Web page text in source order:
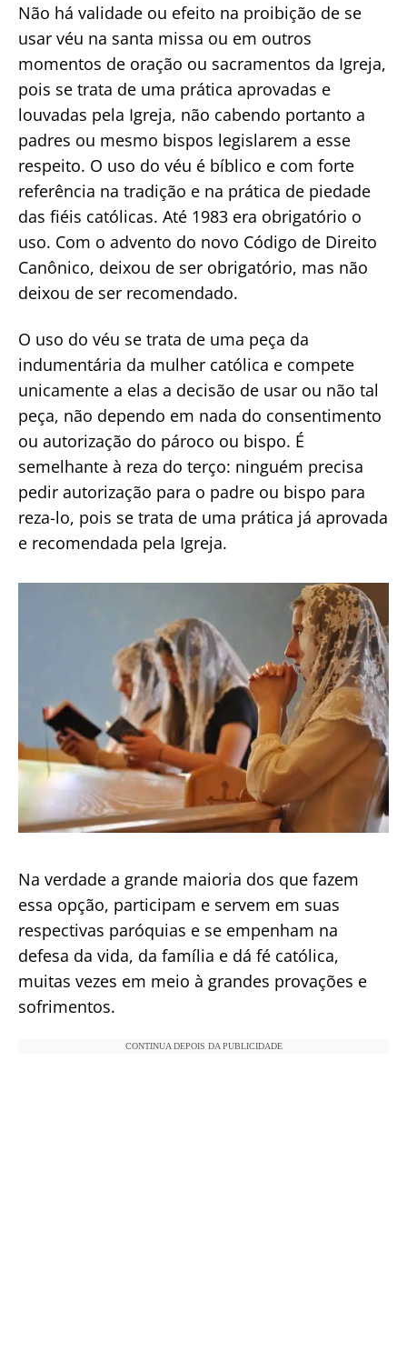
Não há validade ou efeito na proibição de se
usar véu na santa missa ou em outros
momentos de oração ou sacramentos da Igreja,
pois se trata de uma prática aprovadas e
louvadas pela Igreja, não cabendo portanto a
padres ou mesmo bispos legislarem a esse
respeito. O uso do véu é bíblico e com forte
referência na tradição e na prática de piedade
das fiéis católicas. Até 1983 era obrigatório o
uso. Com o advento do novo Código de Direito
Canônico, deixou de ser obrigatório, mas não
deixou de ser recomendado.
O uso do véu se trata de uma peça da
indumentária da mulher católica e compete
unicamente a elas a decisão de usar ou não tal
peça, não dependo em nada do consentimento
ou autorização do pároco ou bispo. É
semelhante à reza do terço: ninguém precisa
pedir autorização para o padre ou bispo para
reza-lo, pois se trata de uma prática já aprovada
e recomendada pela Igreja.
Na verdade a grande maioria dos que fazem
essa opção, participam e servem em suas
respectivas paróquias e se empenham na
defesa da vida, da família e dá fé católica,
muitas vezes em meio à grandes provações e
sofrimentos.
CONTINUA DEPOIS DA PUBLICIDADE